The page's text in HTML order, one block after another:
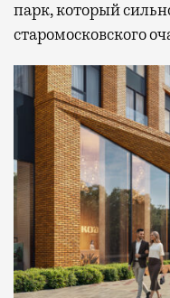
парк, который
старомосковского